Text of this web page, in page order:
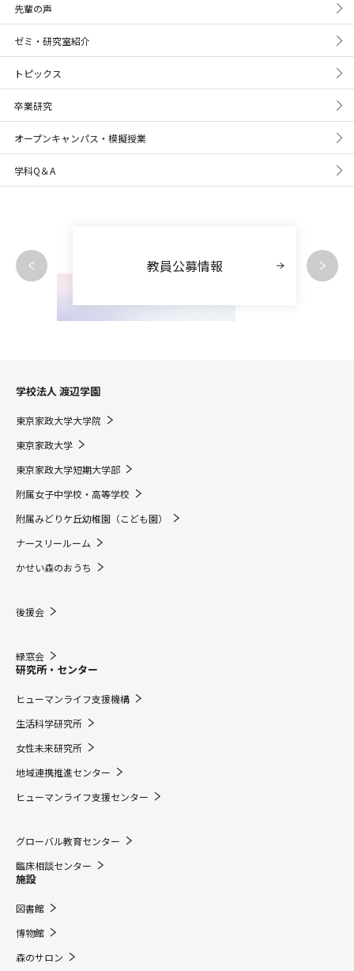
先輩の声
ゼミ・研究室紹介
トピックス
卒業研究
オープンキャンパス・模擬授業
学科Q＆A
教員公募情報
学校法人 渡辺学園
東京家政大学大学院
東京家政大学
東京家政大学短期大学部
附属女子中学校・高等学校
附属みどりケ丘幼稚園（こども園）
ナースリールーム
かせい森のおうち
後援会
緑窓会
研究所・センター
ヒューマンライフ支援機構
生活科学研究所
女性未来研究所
地域連携推進センター
ヒューマンライフ支援センター
グローバル教育センター
臨床相談センター
施設
図書館
博物館
森のサロン